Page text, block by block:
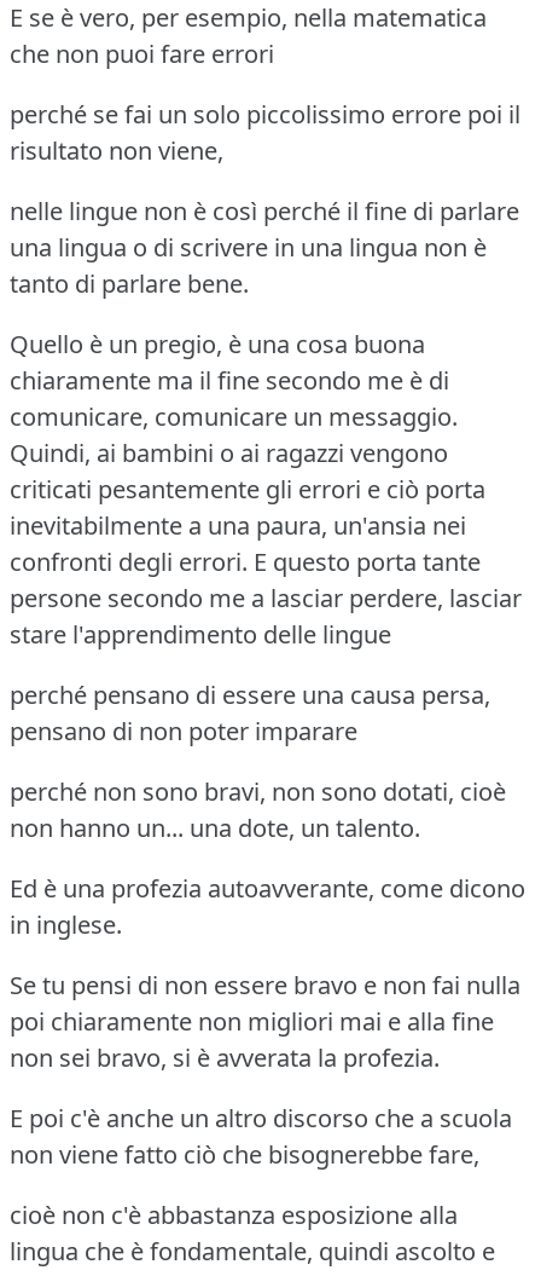
E se è vero, per esempio, nella matematica
che non puoi fare errori
perché se fai un solo piccolissimo errore poi il
risultato non viene,
nelle lingue non è così perché il fine di parlare
una lingua o di scrivere in una lingua non è
tanto di parlare bene.
Quello è un pregio, è una cosa buona
chiaramente ma il fine secondo me è di
comunicare, comunicare un messaggio.
Quindi, ai bambini o ai ragazzi vengono
criticati pesantemente gli errori e ciò porta
inevitabilmente a una paura, un'ansia nei
confronti degli errori. E questo porta tante
persone secondo me a lasciar perdere, lasciar
stare l'apprendimento delle lingue
perché pensano di essere una causa persa,
pensano di non poter imparare
perché non sono bravi, non sono dotati, cioè
non hanno un... una dote, un talento.
Ed è una profezia autoavverante, come dicono
in inglese.
Se tu pensi di non essere bravo e non fai nulla
poi chiaramente non migliori mai e alla fine
non sei bravo, si è avverata la profezia.
E poi c'è anche un altro discorso che a scuola
non viene fatto ciò che bisognerebbe fare,
cioè non c'è abbastanza esposizione alla
lingua che è fondamentale, quindi ascolto e